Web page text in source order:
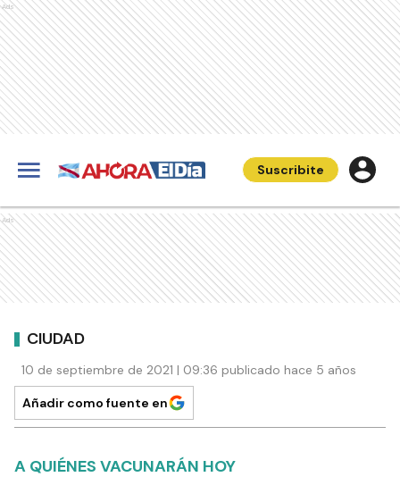
Ads
Suscribite
Ads
CIUDAD
10 de septiembre de 2021 | 09:36 publicado hace 5 años
Añadir como fuente en
A QUIÉNES VACUNARÁN HOY